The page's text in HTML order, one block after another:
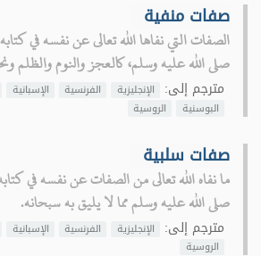
صفات منفية
الصفات التي نفاها الله تعالى عن نفسه في
صلى الله عليه وسلم، كالعجز والنوم والظلم
مترجم إلى: الإنجليزية الفرنسية الإسبانية
البوسنية
الروسية
صفات سلبية
ما نفاه الله تعالى من الصفات عن نفسه في
صلى الله عليه وسلم مما لا يليق به سبحانه.
مترجم إلى: الإنجليزية الفرنسية الإسبانية
الروسية